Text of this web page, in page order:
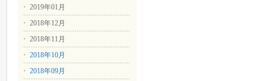
2019年01月
2018年12月
2018年11月
2018年10月
2018年09月